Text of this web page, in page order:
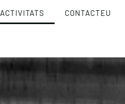
ACTIVITATS CONTACTEU